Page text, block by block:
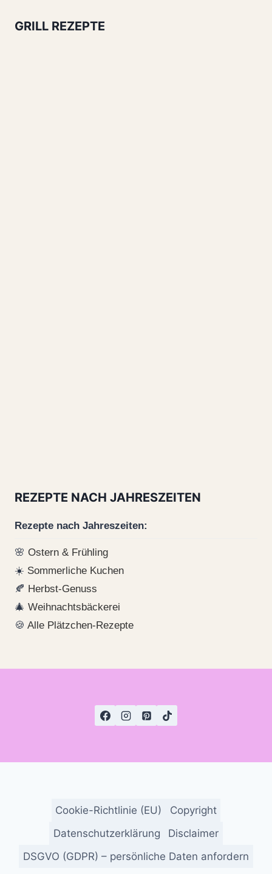
GRILL REZEPTE
REZEPTE NACH JAHRESZEITEN
Rezepte nach Jahreszeiten:
🌸 Ostern & Frühling
☀️ Sommerliche Kuchen
🍂 Herbst-Genuss
🎄 Weihnachtsbäckerei
🍪 Alle Plätzchen-Rezepte
Cookie-Richtlinie (EU)
Copyright
Datenschutzerklärung
Disclaimer
DSGVO (GDPR) – persönliche Daten anfordern